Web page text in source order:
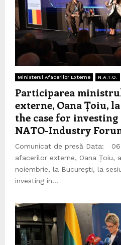
Ministerul Afacerilor Externe N.A.T.O.
Participarea
externe, Oana Țoiu,
the case for investing
NATO-Industry
Comunicat de presă Data:
afacerilor externe, Oana Țoiu,
noiembrie, la București, la
investing in...